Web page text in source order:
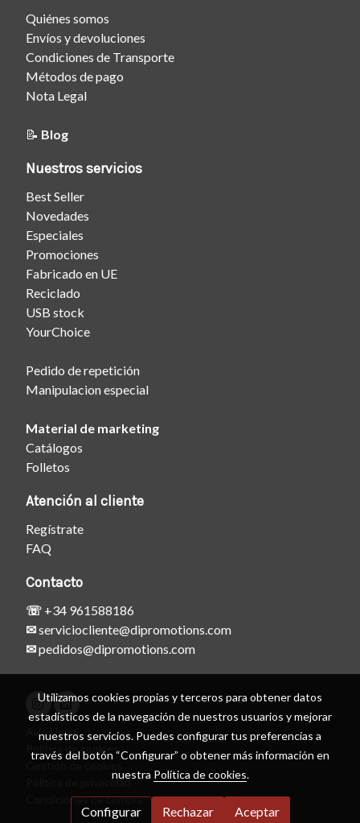
Quiénes somos
Envíos y devoluciones
Condiciones de Transporte
Métodos de pago
Nota Legal
📝 Blog
Nuestros servicios
Best Seller
Novedades
Especiales
Promociones
Fabricado en UE
Reciclado
USB stock
YourChoice
Pedido de repetición
Manipulacion especial
Material de marketing
Catálogos
Folletos
Atención al cliente
Regístrate
FAQ
Contacto
☏ +34 961588186
✉serviciocliente@dipromotions.com
✉pedidos@dipromotions.com
Aviso legal
Política de cookies
Política de privacidad
Condiciones de compra
Utilizamos cookies propias y terceros para obtener datos
estadísticos de la navegación de nuestros usuarios y mejorar
nuestros servicios. Puedes configurar tus preferencias a
través del botón “Configurar” o obtener más información en
nuestra Política de cookies.
Configurar Rechazar Aceptar